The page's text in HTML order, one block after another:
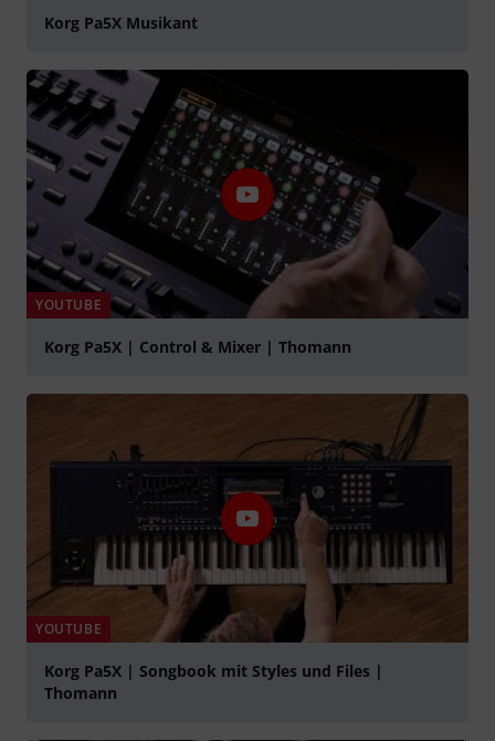
Korg Pa5X Musikant
YOUTUBE
Korg Pa5X | Control & Mixer | Thomann
YOUTUBE
Korg Pa5X | Songbook mit Styles und Files |
Thomann